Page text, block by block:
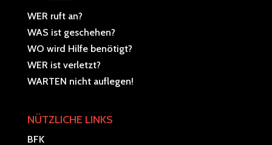
WER ruft an?
WAS ist geschehen?
WO wird Hilfe benötigt?
WER ist verletzt?
WARTEN nicht auflegen!
NÜTZLICHE LINKS
BFK